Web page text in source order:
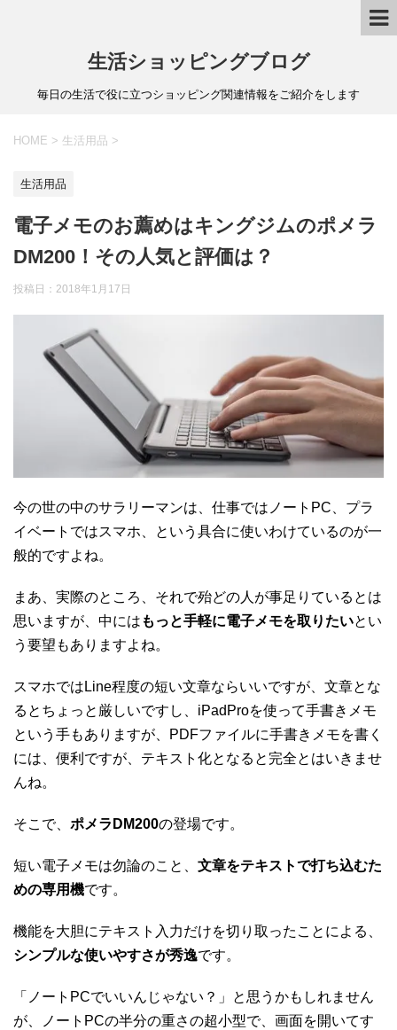
生活ショッピングブログ
毎日の生活で役に立つショッピング関連情報をご紹介をします
HOME > 生活用品 >
生活用品
電子メモのお薦めはキングジムのポメラ
DM200！その人気と評価は？
投稿日： 2018年1月17日
今の世の中のサラリーマンは、仕事ではノートPC、プラ
イベートではスマホ、という具合に使いわけているのが一
般的ですよね。
まあ、実際のところ、それで殆どの人が事足りているとは
思いますが、中には もっと手軽に電子メモを取りたいとい
う要望もありますよね。
スマホではLine程度の短い文章ならいいですが、文章とな
るとちょっと厳しいですし、iPadProを使って手書きメモ
という手もありますが、PDFファイルに手書きメモを書く
には、便利ですが、テキスト化となると完全とはいきませ
んね。
そこで、 ポメラDM200の登場です。
短い電子メモは勿論のこと、 文章をテキストで打ち込むた
めの専用機です。
機能を大胆にテキスト入力だけを切り取ったことによる、
シンプルな使いやすさが秀逸です。
「ノートPCでいいんじゃない？」と思うかもしれません
が、ノートPCの半分の重さの超小型で、画面を開いてす